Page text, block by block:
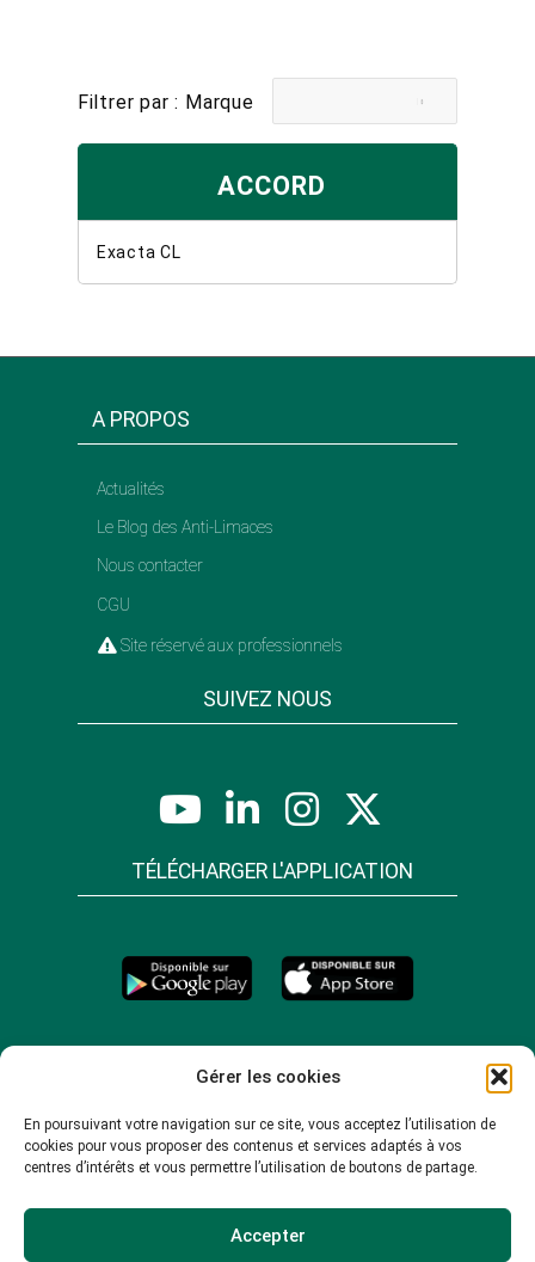
Gérer les cookies
En poursuivant votre navigation sur ce site, vous acceptez l’utilisation de
cookies pour vous proposer des contenus et services adaptés à vos
centres d’intérêts et vous permettre l’utilisation de boutons de partage.
Accepter
Filtrer par : Marque
ACCORD
Exacta CL
A PROPOS
Actualités
Le Blog des Anti-Limaces
Nous contacter
CGU
Site réservé aux professionnels
SUIVEZ NOUS
TÉLÉCHARGER L'APPLICATION